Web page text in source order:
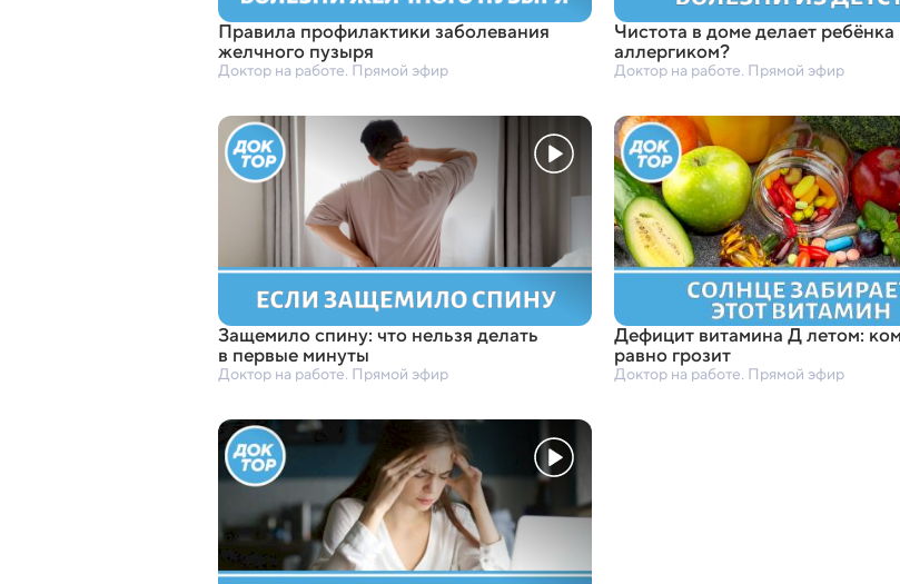
Правила профилактики заболевания
желчного пузыря
Доктор на работе. Прямой эфир
Чистота в доме делает ребёнка
аллергиком?
Доктор на работе. Прямой эфир
Защемило спину: что нельзя делать
в первые минуты
Доктор на работе. Прямой эфир
Дефицит витамина Д летом:
равно грозит
Доктор на работе. Прямой эфир